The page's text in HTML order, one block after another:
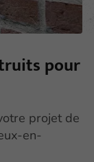
pour
projet de
en-